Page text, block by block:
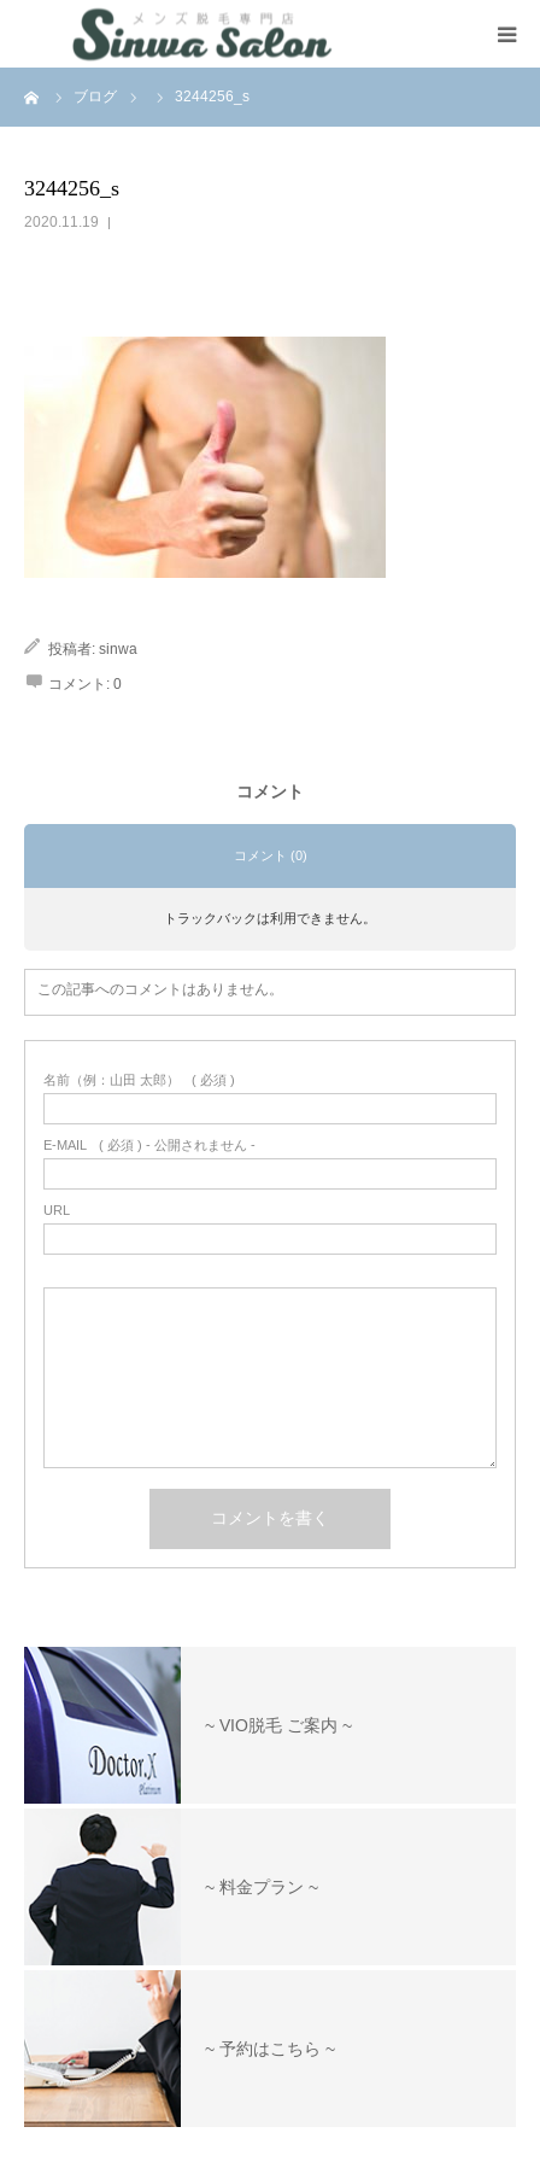
ブログ 3244256_s
3244256_s
2020.11.19
投稿者: sinwa
コメント: 0
コメント
コメント (0)
トラックバックは利用できません。
この記事へのコメントはありません。
名前（例：山田 太郎） ( 必須 )
E-MAIL ( 必須 ) - 公開されません -
URL
~ VIO脱毛 ご案内 ~
~ 料金プラン ~
~ 予約はこちら ~
HOME